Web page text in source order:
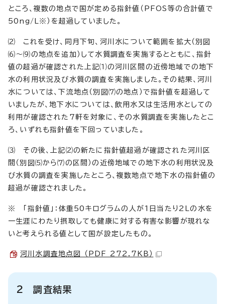
ところ、複数の地点で国が定める指針値（PFOS等の合計値で
50ng/L※）を超過していました。
⑵ これを受け、同月下旬、河川水について範囲を拡大（別図
⑹～⑼の地点を追加）して水質調査を実施するとともに、指針
値の超過が確認された上記⑴の河川区間の近傍地域での地下
水の利用状況及び水質の調査を実施しました。その結果、河川
水については、下流地点（別図⑺の地点）で指針値を超過して
いましたが、地下水については、飲用水又は生活用水としての
利用が確認された7軒を対象に、その水質調査を実施したとこ
ろ、いずれも指針値を下回っていました。
⑶ その後、上記⑵の新たに指針値超過が確認された河川区
間（別図⑸から⑺の区間）の近傍地域での地下水の利用状況及
び水質の調査を実施したところ、複数地点で地下水の指針値の
超過が確認されました。
※ 「指針値」：体重50キログラムの人が1日当たり2Lの水を
一生涯にわたり摂取しても健康に対する有害な影響が現れな
いと考えられる値として国が設定したもの。
河川水調査地点図 （PDF 272.7KB）
2 調査結果